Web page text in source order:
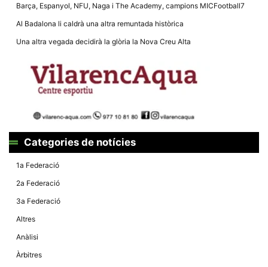
Barça, Espanyol, NFU, Naga i The Academy, campions MICFootball7
Al Badalona li caldrà una altra remuntada històrica
Una altra vegada decidirà la glòria la Nova Creu Alta
Categories de notícies
1a Federació
2a Federació
3a Federació
Altres
Anàlisi
Àrbitres
Necessàries
Aquestes
són
necessàries
per al
tècnic de la
web.